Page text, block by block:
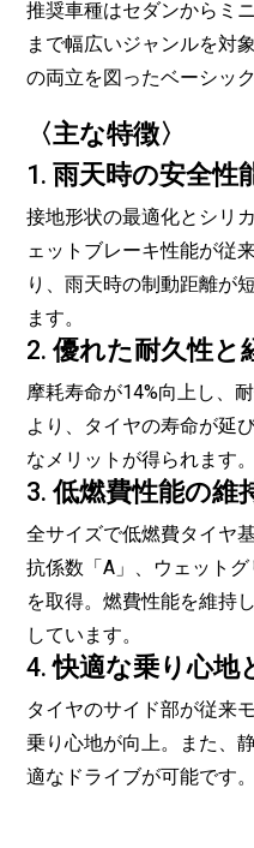
推奨車種はセダンからミ
まで幅広いジャンルを対
の両立を図ったベーシッ
〈主な特徴〉
1. 雨天時の安全性
接地形状の最適化とシリ
ェットブレーキ性能が従
り、雨天時の制動距離が
ます。
2. 優れた耐久性と
摩耗寿命が14%向上し、
より、タイヤの寿命が延
なメリットが得られます。
3. 低燃費性能の維
全サイズで低燃費タイヤ
抗係数「A」、ウェット
を取得。 燃費性能を維持
しています。
4.快適な乗り心地
タイヤのサイド部が従来
乗り心地が向上。
また、
適なドライブが可能です。